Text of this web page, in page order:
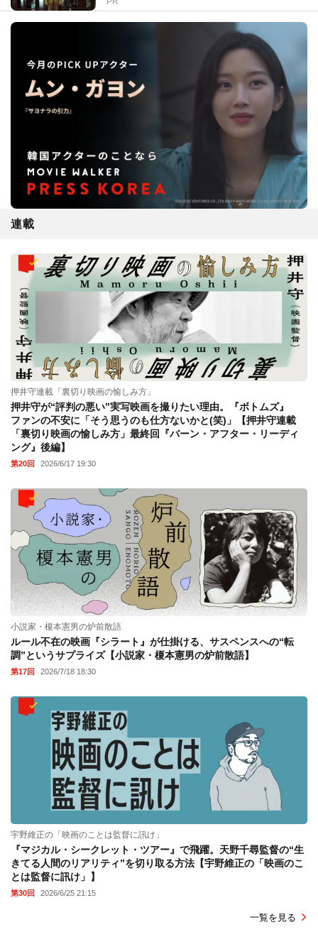
連載
押井守連載「裏切り映画の愉しみ方」
押井守が“評判の悪い”実写映画を撮りたい理由。『ボトムズ』
ファンの不安に「そう思うのも仕方ないかと(笑)」【押井守連載
「裏切り映画の愉しみ方」最終回『バーン・アフター・リーディ
ング』後編】
第20回 2026/6/17 19:30
小説家・榎本憲男の炉前散語
ルール不在の映画『シラート』が仕掛ける、サスペンスへの“転
調”というサプライズ【小説家・榎本憲男の炉前散語】
第17回 2026/7/18 18:30
宇野維正の「映画のことは監督に訊け」
『マジカル・シークレット・ツアー』で飛躍。天野千尋監督の“生
きてる人間のリアリティ”を切り取る方法【宇野維正の「映画のこ
とは監督に訊け」】
第30回 2026/6/25 21:15
一覧を見る